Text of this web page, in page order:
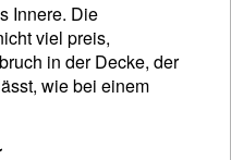
Innere. Die
viel preis,
in der Decke, der
wie bei einem